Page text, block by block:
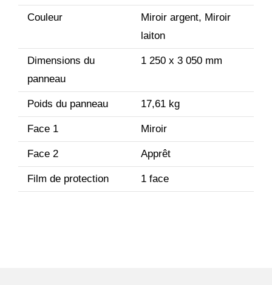
Couleur
Miroir argent, Miroir
laiton
Dimensions du
panneau
1 250 x 3 050 mm
Poids du panneau 17,61 kg
Face 1 Miroir
Face 2 Apprêt
Film de protection 1 face